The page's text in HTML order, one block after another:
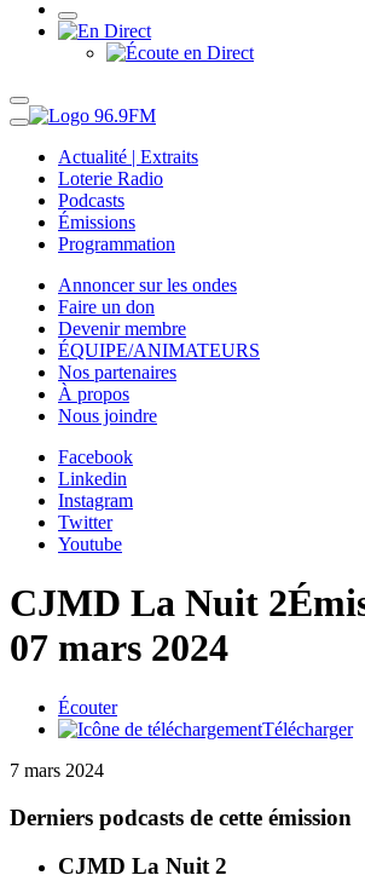
Actualité | Extraits
Loterie Radio
Podcasts
Émissions
Programmation
Annoncer sur les ondes
Faire un don
Devenir membre
ÉQUIPE/ANIMATEURS
Nos partenaires
À propos
Nous joindre
Facebook
Linkedin
Instagram
Twitter
Youtube
CJMD La Nuit 2
07 mars 2024
Écouter
Télécharger
7 mars 2024
Derniers podcasts de cette émission
CJMD La Nuit 2